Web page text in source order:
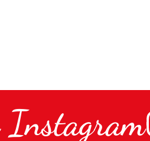
Instagram